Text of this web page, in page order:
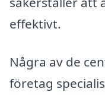
effektivt.
Några av de
företag